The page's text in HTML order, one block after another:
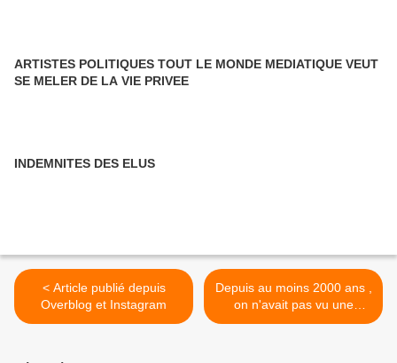
ARTISTES POLITIQUES TOUT LE MONDE MEDIATIQUE VEUT
SE MELER DE LA VIE PRIVEE
INDEMNITES DES ELUS
< Article publié depuis
Overblog et Instagram
Depuis au moins 2000 ans ,
on n'avait pas vu une
élection aussi ridicule ? >